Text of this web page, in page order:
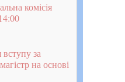
комісія
вступу за
на основі